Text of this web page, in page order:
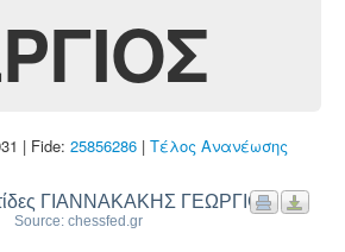
| Fide: 25856286 | Τέλος Ανανέωσης
ΓΙΑΝΝΑΚΑΚΗΣ ΓΕΩΡΓΙΟΣ
Source: chessfed.gr